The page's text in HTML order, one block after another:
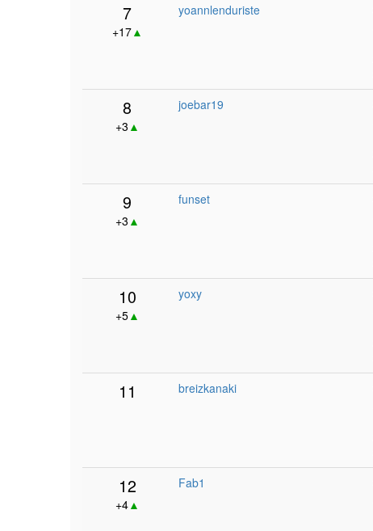
7
+17▲
yoannlenduriste
8
+3 ▲
joebar19
9
+3 ▲
funset
10
+5▲
yoxy
11 breizkanaki
12
+4▲
Fab1